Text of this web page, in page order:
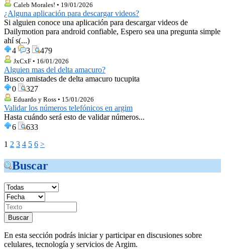
Caleb Morales! • 19/01/2026
¿Alguna aplicación para descargar videos?
Si alguien conoce una aplicación para descargar videos de
Dailymotion para android confiable, Espero sea una pregunta simple
ahí s(...)
4
3 479
JxCxF • 16/01/2026
Alguien mas del delta amacuro?
Busco amistades de delta amacuro tucupita
0
327
Eduardo y Ross • 15/01/2026
Validar los números telefónicos en argim
Hasta cuándo será esto de validar números...
6
633
1 2 3 4 5 6 >
Buscar
En esta sección podrás iniciar y participar en discusiones sobre
celulares, tecnología y servicios de Argim.